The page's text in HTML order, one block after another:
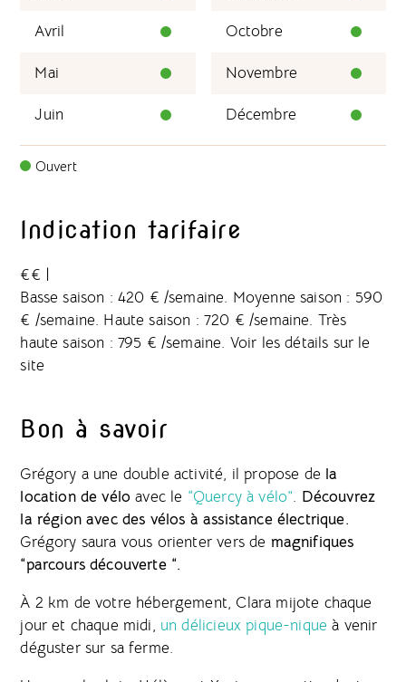
Avril
Mai
Juin
Octobre
Novembre
Décembre
Ouvert
Indication tarifaire
€€
Basse saison : 420 € /semaine. Moyenne saison : 590
€ /semaine. Haute saison : 720 € /semaine. Très
haute saison : 795 € /semaine. Voir les détails sur le
site
Bon à savoir
Grégory a une double activité, il propose de la
location de vélo avec le “Quercy à vélo”. Découvrez
la région avec des vélos à assistance électrique.
Grégory saura vous orienter vers de magnifiques
“parcours découverte “.
À 2 km de votre hébergement, Clara mijote chaque
jour et chaque midi, un délicieux pique-nique à venir
déguster sur sa ferme.